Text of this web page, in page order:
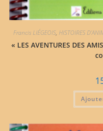
Francis LIÉGEOIS, HISTOIRES
« LES AVENTURES DES